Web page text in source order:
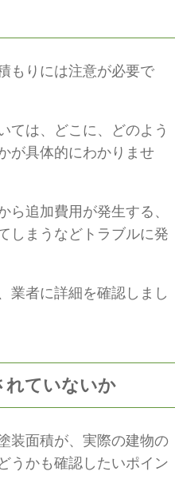
もりには注意が必要で
ては、どこに、どのよう
が具体的にわかりませ
ら追加費用が発生する、
しまうなどトラブルに発
業者に詳細を確認しまし
れていないか
装面積が、実際の建物の
うかも確認したいポイン